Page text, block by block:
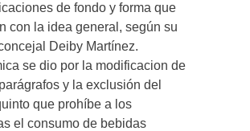
de fondo y forma que
con la idea general, según su
Deiby Martínez.
se dio por la modificacion de
y la exclusión del
que prohíbe a los
el consumo de bebidas